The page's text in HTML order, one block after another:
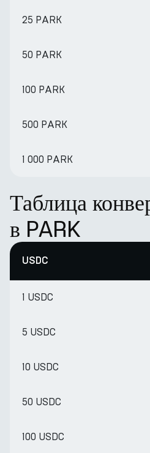
25 PARK
50 PARK
100 PARK
500 PARK
1 000 PARK
Таблица
в PARK
USDC
1 USDC
5 USDC
10 USDC
50 USDC
100 USDC